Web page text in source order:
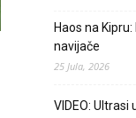
Haos na
navijače
25 Jula, 2026
VIDEO: